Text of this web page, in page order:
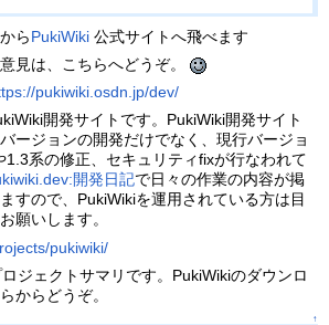
からPukiWiki 公式サイトへ飛べます
見は、こちらへどうぞ。
pukiwiki.osdn.jp/dev/
開発サイトです。PukiWiki開発サイト
ージョンの開発だけでなく、現行バージョ
1.3系の修正、セキュリティfixが行なわれて
開発日記で日々の作業の内容が掲
すので、PukiWikiを運用されている方は目
願いします。
pukiwiki/
ジェクトサマリです。PukiWikiのダウンロ
からどうぞ。
↑